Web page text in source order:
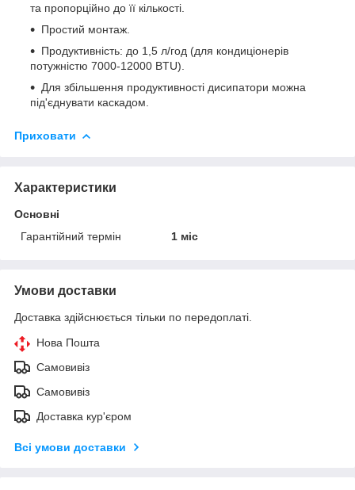
та пропорційно до її кількості.
Простий монтаж.
Продуктивність: до 1,5 л/год (для кондиціонерів
потужністю 7000-12000 BTU).
Для збільшення продуктивності дисипатори можна
під'єднувати каскадом.
Приховати
Характеристики
Основні
Гарантійний термін
1 міс
Умови доставки
Доставка здійснюється тільки по передоплаті.
Нова Пошта
Самовивіз
Самовивіз
Доставка кур'єром
Всі умови доставки